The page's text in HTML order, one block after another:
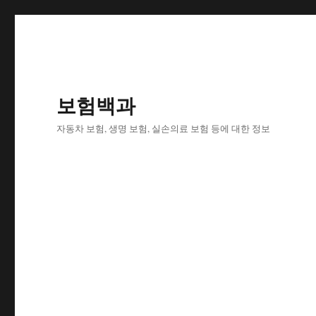
보험백과
자동차 보험, 생명 보험, 실손의료 보험 등에 대한 정보